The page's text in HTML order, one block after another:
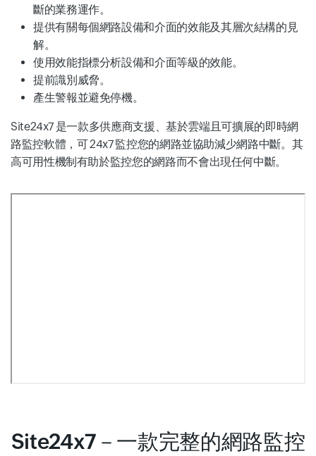
斷的業務運作。
提供有關每個網路設備和介面的效能及其層次結構的見
解。
使用效能指標分析設備和介面等級的效能。
提前識別威脅。
產生警報並避免停機。
Site24x7 是一款多供應商支援、基於雲端且可擴展的即時網
路監控軟體，可 24x7 監控您的網路並協助減少網路中斷。其
高可用性機制有助於監控您的網路而不會出現任何中斷。
Site24x7－一款完整的網路監控